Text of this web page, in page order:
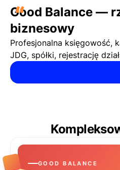
“
Good Balance —
biznesowy
Profesjonalna księgowość,
JDG, spółki, rejestrację
GOOD BALANCE